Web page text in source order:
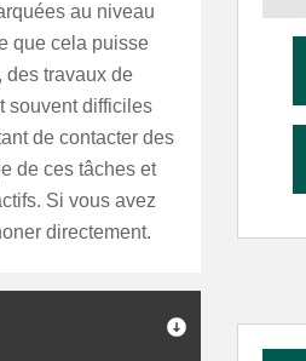
au niveau
que cela puisse
des travaux de
souvent difficiles
de contacter des
de ces tâches et
Si vous avez
directement.